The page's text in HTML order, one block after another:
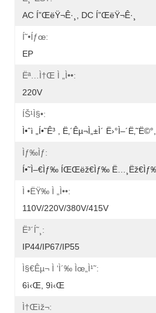
AC Í”ŒëŸ¬ê·¸, DC Í”ŒëŸ¬ê·¸
Í˜•íƒœ:
EP
Ëª…ì†Œ Ì „ì••:
220V
ÍŠ¹ì§•:
Ì•ˆì „í•˜ê³ , Ë‚´êµ¬ì„±ì´
Ìƒ‰ìƒ:
Í•˜ì–€ìƒ‰ ÍŒŒëž€ìƒ‰ Ë…¸ëž€ìƒ‰
Ì •ëŸ‰ Ì „ì••:
110V/220V/380V/415V
Ë³´í˜¸:
IP44/IP67/IP55
Ì§€êµ¬ Ì ‘ì´‰ Ìœ„ì¹˜:
6ì‹œ, 9ì‹œ
Ì†Œìž¬: